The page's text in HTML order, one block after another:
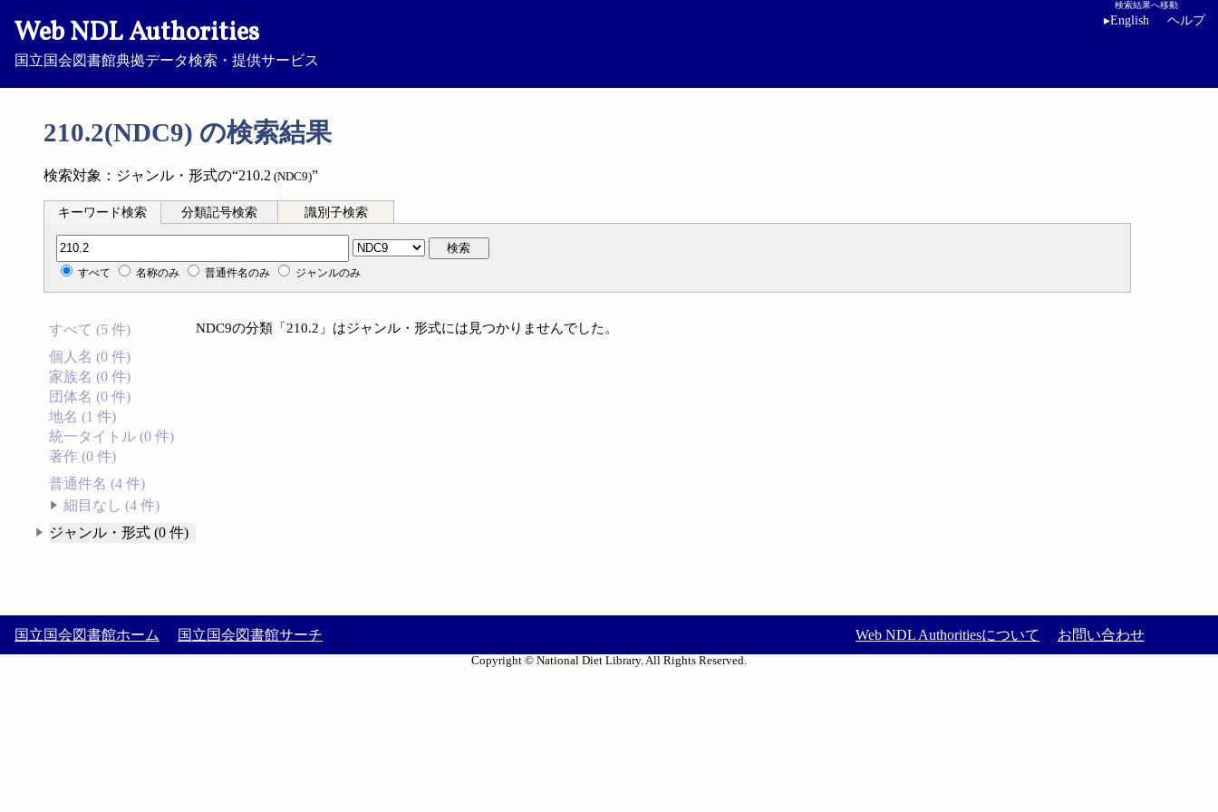
Web NDL Authorities
国立国会図書館典拠データ検索・提供サービス
検索結果へ移動
▸English ヘルプ
210.2(NDC9) の検索結果
検索対象：ジャンル・形式の“210.2 (NDC9)”
キーワード検索 分類記号検索 識別子検索
分類記号検索 検索
すべて 名称のみ 普通件名のみ ジャンルのみ
すべて (5 件)
個人名 (0 件)
家族名 (0 件)
団体名 (0 件)
地名 (1 件)
統一タイトル (0 件)
著作 (0 件)
普通件名 (4 件)
細目なし (4 件)
ジャンル・形式 (0 件)
NDC9の分類「210.2」はジャンル・形式には見つかりませんでした。
国立国会図書館ホーム 国立国会図書館サーチ Web NDL Authoritiesについて お問い合わせ
Copyright © National Diet Library. All Rights Reserved.